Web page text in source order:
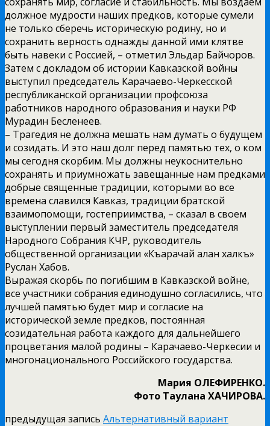
должное мудрости наших предков, которые сумели
не только сберечь историческую родину, но и
сохранить верность однажды данной ими клятве
быть навеки с Россией, – отметил Эльдар Байчоров.
Затем с докладом об истории Кавказской войны
выступил председатель Карачаево-Черкесской
республиканской организации профсоюза
работников народного образования и науки РФ
Мурадин Бесленеев.
– Трагедия не должна мешать нам думать о будущем
и созидать. И это наш долг перед памятью тех, о ком
мы сегодня скорбим. Мы должны неукоснительно
сохранять и приумножать завещанные нам предками
добрые священные традиции, которыми во все
времена славился Кавказ, традиции братской
взаимопомощи, гостеприимства, – сказал в своем
выступлении первый заместитель председателя
Народного Собрания КЧР, руководитель
общественной организации «Къарачай алан халкъ»
Руслан Хабов.
Выражая скорбь по погибшим в Кавказской войне,
все участники собрания единодушно согласились, что
лучшей памятью будет мир и согласие на
исторической земле предков, постоянная
созидательная работа каждого для дальнейшего
процветания малой родины – Карачаево-Черкесии и
многонационального Российского государства.
Мария ОЛЕФИРЕНКО.
Фото Таулана ХАЧИРОВА.
предыдущая запись Альтернативный вариант